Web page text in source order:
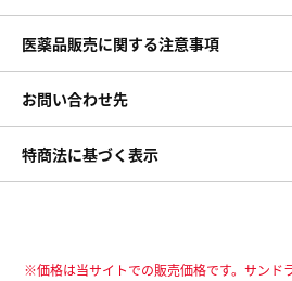
医薬品販売に関する注意事項
お問い合わせ先
特商法に基づく表示
※価格は当サイトでの販売価格です。サンド